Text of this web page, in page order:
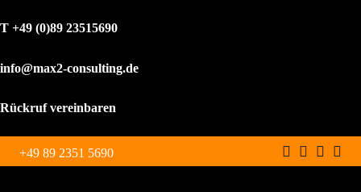
T +49 (0)89 23515690
info@max2-consulting.de
Rückruf vereinbaren
Zum
Inhalt
+49 89 2351 5690